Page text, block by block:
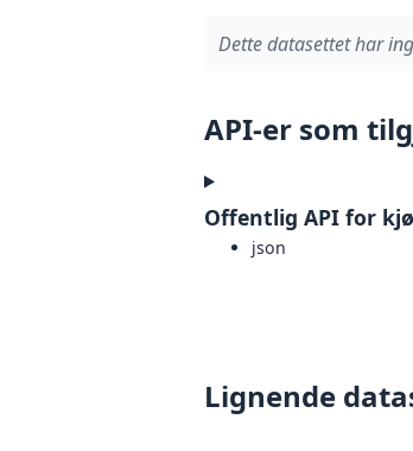
Dette datasettet har
API-er som
Offentlig API for
json
Lignende